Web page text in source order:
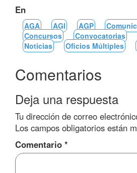
En
AGA AGI AGP
Concursos
Convocatorias
Noticias
Oficios Múltiples
Comentarios
Deja una respuesta
Tu dirección de correo
Los campos obligatorios están
Comentario *